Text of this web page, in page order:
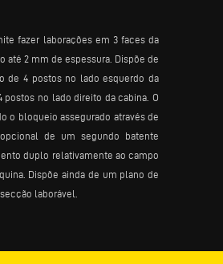
fazer laborações em 3 faces da
até 2 mm de espessura. Dispõe de
de 4 postos no lado esquerdo da
no lado direito da cabina. O
o bloqueio assegurado através de
de um segundo batente
duplo relativamente ao campo
Dispõe ainda de um plano de
laborável.